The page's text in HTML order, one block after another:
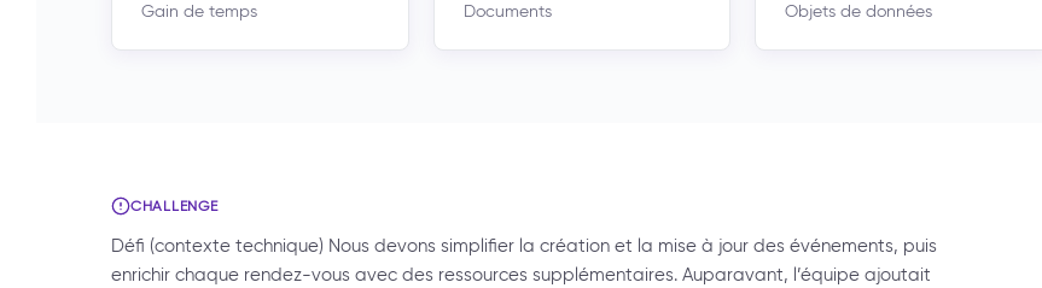
Gain de temps Documents Objets de données
CHALLENGE
Défi (contexte technique) Nous devons simplifier la création et la mise à jour des événements, puis
enrichir chaque rendez-vous avec des ressources supplémentaires. Auparavant, l’équipe ajoutait